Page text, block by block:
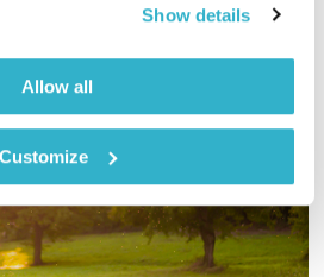
Show details
Allow all
Customize